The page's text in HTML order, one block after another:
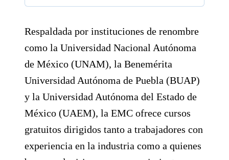
Respaldada por instituciones de renombre
como la Universidad Nacional Autónoma
de México (UNAM), la Benemérita
Universidad Autónoma de Puebla (BUAP)
y la Universidad Autónoma del Estado de
México (UAEM), la EMC ofrece cursos
gratuitos dirigidos tanto a trabajadores con
experiencia en la industria como a quienes